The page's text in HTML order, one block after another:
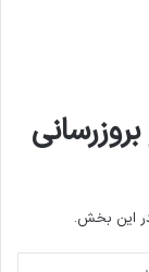
رئیس
این بخش.